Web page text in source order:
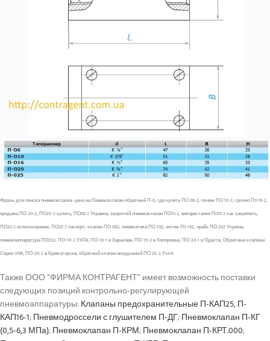
Фразы для поиска пневмоклапна: цена на Пневмоклапан обратный П-0, где купить ПО 06-2, почем ПО 10-2, срочно П0 16-2,
продажа ПО 20-2, ПО25-2 купить, ПО06 2 Украина, зворотній пневмоклапан ПО10 2, використання П016 2 как закрепить,
ПО20 2 использование, ПО25 2 паспорт, клапан ПО 062, пневматика ПО 102, оптом П0 162, прайс ПО 202 Україна,
пневмоаппаратура ПО252, ПО-10-2 УХЛ4, ПО-16-1 в Харькове, ПО-16-2 в Хапорожье, ПО-20-1 в Одессе, Обратные клапаны
Серия VNR, ПО-20-2 в Краматорске, обратный клапан воздушный ПО 25-2 Ухл4.
Также ООО “ФИРМА КОНТРАГЕНТ” имеет возможность поставки
следующих позиций контрольно-регулирующей
пневмоаппаратуры:Клапаны предохранительные П-КАП25, П-
КАП16-1;Пневмодроссели с глушителем П-ДГ;Пневмоклапан П-КГ
(0,5-6,3 МПа);Пневмоклапан П-КРМ;Пневмоклапан П-КРТ.000;